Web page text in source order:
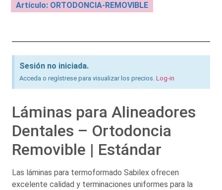
Artículo: ORTODONCIA-REMOVIBLE
Sesión no iniciada.
Acceda o regístrese para visualizar los precios. Log-in
Láminas para Alineadores
Dentales – Ortodoncia
Removible | Estándar
Las láminas para termoformado Sabilex ofrecen
excelente calidad y terminaciones uniformes para la